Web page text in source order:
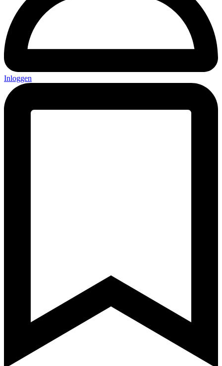
Inloggen